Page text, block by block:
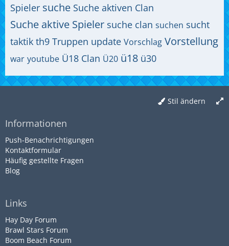
Spieler suche Suche aktiven Clan
Suche aktive Spieler suche clan suchen sucht
taktik th9 Truppen update Vorschlag Vorstellung
war youtube Ü18 Clan Ü20 ü18 ü30
Stil ändern
Informationen
Push-Benachrichtigungen
Kontaktformular
Häufig gestellte Fragen
Blog
Links
Hay Day Forum
Brawl Stars Forum
Boom Beach Forum